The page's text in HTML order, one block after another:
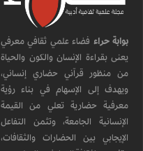
بوابة حراء فضاء علمي ثقافي معرفي
يعنى بقراءة الإنسان والكون والحياة
من منظور قرآني حضاري إنساني،
ويهدف إلى الإسهام في بناء رؤية
معرفية حضارية تعلي من القيمة
الإنسانية الجامعة، وتثمن التفاعل
الإيجابي بين الحضارات والثقافات،